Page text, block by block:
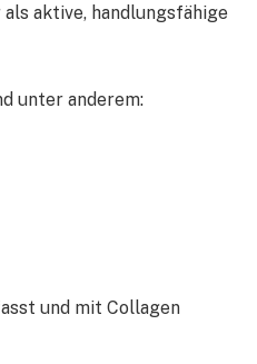
aktive, handlungsfähige
unter anderem:
und mit Collagen